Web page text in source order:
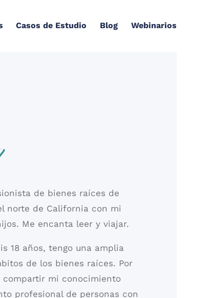
Casos de Estudio Blog Webinarios
de bienes raíces de
norte de California con mi
Me encanta leer y viajar.
18 años, tengo una amplia
de los bienes raíces. Por
compartir mi conocimiento
profesional de personas con